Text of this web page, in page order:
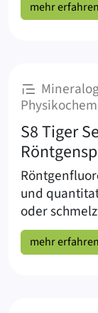
Netzsch
mehr erfahren
S8 Tiger
und
oder
S8 Tiger
mehr erfahren